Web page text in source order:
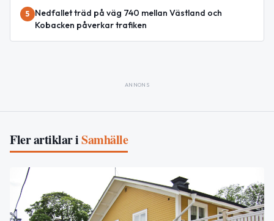
5
Nedfallet träd på väg 740 mellan Västland och
Kobacken påverkar trafiken
ANNONS
Fler artiklar iSamhälle